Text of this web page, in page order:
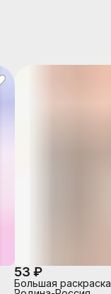
53 ₽
Большая